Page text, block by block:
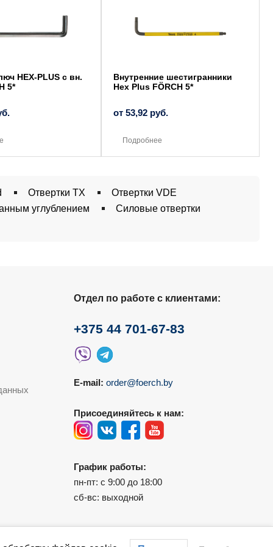
HEX-PLUS с вн.
5*
Внутренние шестигранники
Hex Plus FÖRCH 5*
от 53,92 руб.
Подробнее
вариаций.
Отвертки TX
Отвертки VDE
углублением
Силовые отвертки
Отдел по работе с клиентами:
+375 44 701-67-83
E-mail: order@foerch.by
Присоединяйтесь к нам:
График работы:
пн-пт: с 9:00 до 18:00
сб-вс: выходной